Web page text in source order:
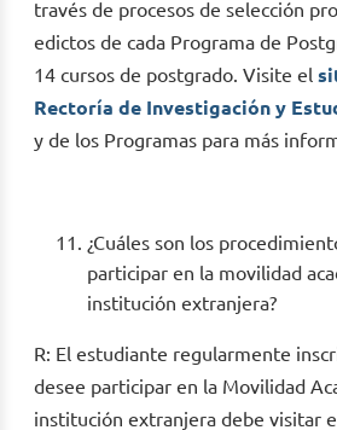
través de procesos de selección
edictos de cada Programa de
14 cursos de postgrado. Visite el
Rectoría de Investigación y
y de los Programas para más
¿Cuáles son los
participar en la movilidad
institución extranjera?
R: El estudiante regularmente
desee participar en la Movilidad
institución extranjera debe visitar